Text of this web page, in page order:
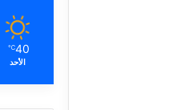
40
℃
الأحد